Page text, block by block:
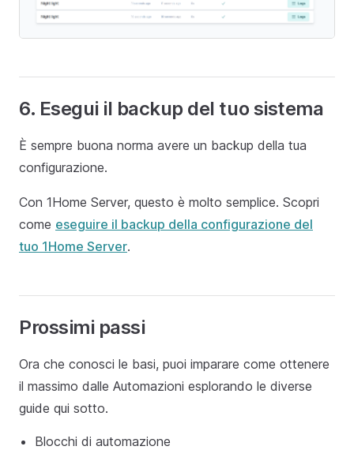
6. Esegui il backup del tuo sistema
È sempre buona norma avere un backup della tua
configurazione.
Con 1Home Server, questo è molto semplice. Scopri
come eseguire il backup della configurazione del
tuo 1Home Server.
Prossimi passi
Ora che conosci le basi, puoi imparare come ottenere
il massimo dalle Automazioni esplorando le diverse
guide qui sotto.
Blocchi di automazione